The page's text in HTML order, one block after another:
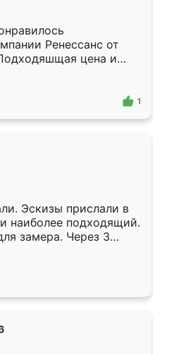
Ренессанс от
цена и
Приехавший
Владислав
эскизу самый
1
Эскизы прислали в
наиболее подходящий.
замера. Через 3
готова. Остались
Ренессанс
работу!